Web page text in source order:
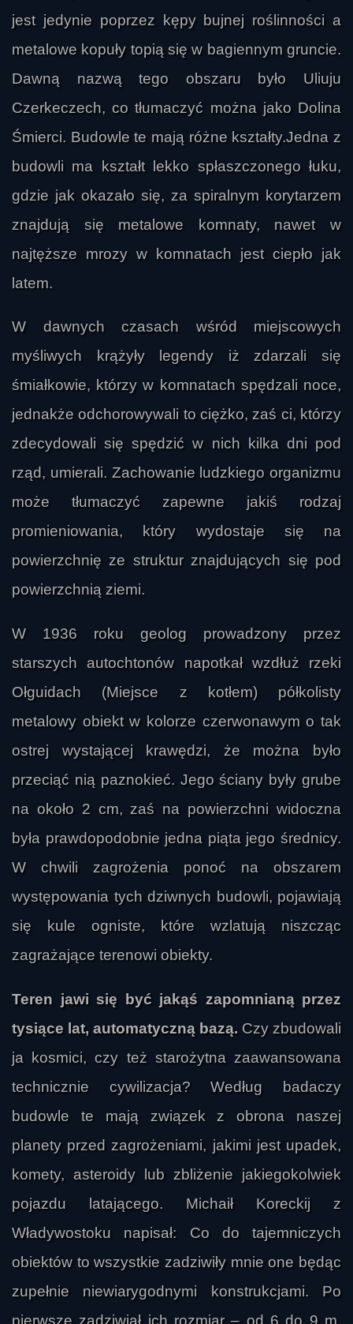
jest jedynie poprzez kępy bujnej roślinności a
metalowe kopuły topią się w bagiennym gruncie.
Dawną nazwą tego obszaru było Uliuju
Czerkeczech, co tłumaczyć można jako Dolina
Śmierci. Budowle te mają różne kształty.Jedna z
budowli ma kształt lekko spłaszczonego łuku,
gdzie jak okazało się, za spiralnym korytarzem
znajdują się metalowe komnaty, nawet w
najtęższe mrozy w komnatach jest ciepło jak
latem.
W dawnych czasach wśród miejscowych
myśliwych krążyły legendy iż zdarzali się
śmiałkowie, którzy w komnatach spędzali noce,
jednakże odchorowywali to ciężko, zaś ci, którzy
zdecydowali się spędzić w nich kilka dni pod
rząd, umierali. Zachowanie ludzkiego organizmu
może tłumaczyć zapewne jakiś rodzaj
promieniowania, który wydostaje się na
powierzchnię ze struktur znajdujących się pod
powierzchnią ziemi.
W 1936 roku geolog prowadzony przez
starszych autochtonów napotkał wzdłuż rzeki
Ołguidach (Miejsce z kotłem) półkolisty
metalowy obiekt w kolorze czerwonawym o tak
ostrej wystającej krawędzi, że można było
przeciąć nią paznokieć. Jego ściany były grube
na około 2 cm, zaś na powierzchni widoczna
była prawdopodobnie jedna piąta jego średnicy.
W chwili zagrożenia ponoć na obszarem
występowania tych dziwnych budowli, pojawiają
się kule ogniste, które wzlatują niszcząc
zagrażające terenowi obiekty.
Teren jawi się być jakąś zapomnianą przez
tysiące lat, automatyczną bazą. Czy zbudowali
ja kosmici, czy też starożytna zaawansowana
technicznie cywilizacja? Według badaczy
budowle te mają związek z obrona naszej
planety przed zagrożeniami, jakimi jest upadek,
komety, asteroidy lub zbliżenie jakiegokolwiek
pojazdu latającego. Michaił Koreckij z
Władywostoku napisał: Co do tajemniczych
obiektów to wszystkie zadziwiły mnie one będąc
zupełnie niewiarygodnymi konstrukcjami. Po
pierwsze zadziwiał ich rozmiar – od 6 do 9 m.